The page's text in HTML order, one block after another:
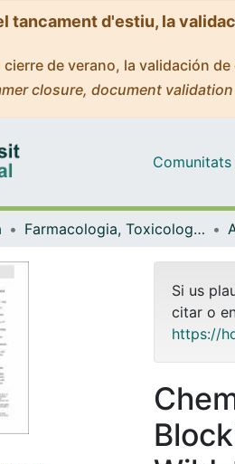
tancament d'estiu, la
de verano, la validación
closure, document
Comunitats
Farmacologia, Toxicologia i Química Terapèutica
Si us
citar o
https://